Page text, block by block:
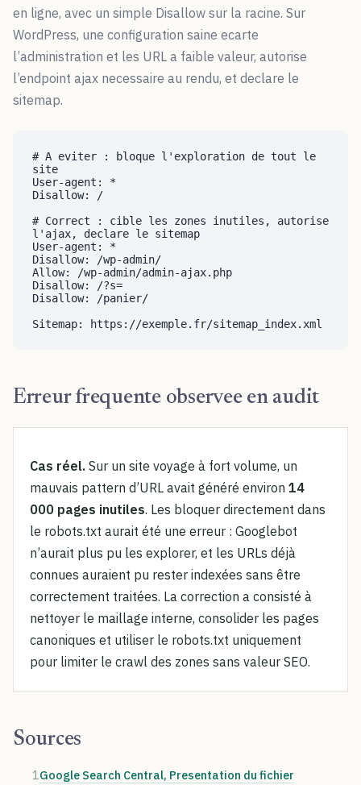
en ligne, avec un simple Disallow sur la racine. Sur
WordPress, une configuration saine ecarte
l’administration et les URL a faible valeur, autorise
l’endpoint ajax necessaire au rendu, et declare le
sitemap.
# A eviter : bloque l'exploration de tout le
site
User-agent: *
Disallow: /
# Correct : cible les zones inutiles, autorise
l'ajax, declare le sitemap
User-agent: *
Disallow: /wp-admin/
Allow: /wp-admin/admin-ajax.php
Disallow: /?s=
Disallow: /panier/
Sitemap: https://exemple.fr/sitemap_index.xml
Erreur frequente observee en audit
Cas réel. Sur un site voyage à fort volume, un
mauvais pattern d’URL avait généré environ 14
000 pages inutiles. Les bloquer directement dans
le robots.txt aurait été une erreur : Googlebot
n’aurait plus pu les explorer, et les URLs déjà
connues auraient pu rester indexées sans être
correctement traitées. La correction a consisté à
nettoyer le maillage interne, consolider les pages
canoniques et utiliser le robots.txt uniquement
pour limiter le crawl des zones sans valeur SEO.
Sources
1Google Search Central, Presentation du fichier